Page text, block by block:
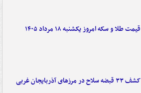
قیمت طلا و سکه امروز یکشنبه ۱۸ مرداد ۱۴۰۵
کشف ۳۳ قبضه سلاح در مرزهای آذربایجان غربی